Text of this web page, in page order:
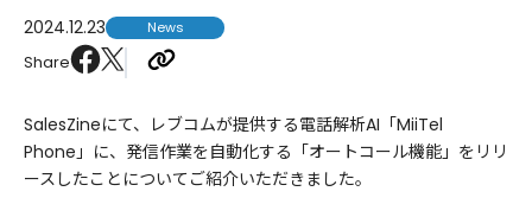
2024.12.23 News
Share
SalesZineにて、レブコムが提供する電話解析AI「MiiTel
Phone」に、発信作業を自動化する「オートコール機能」をリリ
ースしたことについてご紹介いただきました。